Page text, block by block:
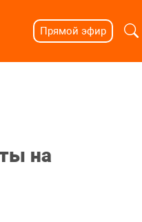
Прямой эфир
на